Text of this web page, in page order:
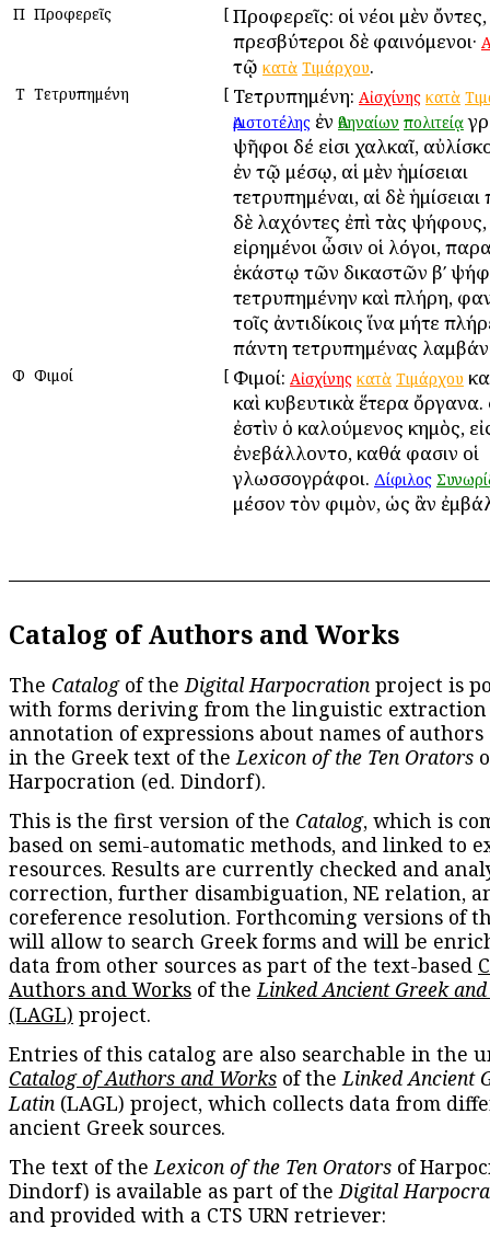
Π Προφερεῖς [ Προφερεῖς: οἱ νέοι μὲν ὄντες,
πρεσβύτεροι δὲ φαινόμενοι·
τῷ κατὰ Τιμάρχου.
Τ Τετρυπημένη [ Τετρυπημένη: Αἰσχίνης κατὰ
Ἀριστοτέλης ἐν Ἀθηναίων πολιτείᾳ
ψῆφοι δέ εἰσι χαλκαῖ,
ἐν τῷ μέσῳ, αἱ μὲν ἡμίσειαι
τετρυπημέναι, αἱ δὲ ἡμίσειαι
δὲ λαχόντες ἐπὶ τὰς ψήφους,
εἰρημένοι ὦσιν οἱ λόγοι,
ἑκάστῳ τῶν δικαστῶν βʹ
τετρυπημένην καὶ πλήρη,
τοῖς ἀντιδίκοις ἵνα μήτε
πάντη τετρυπημένας
Φ Φιμοί [ Φιμοί: Αἰσχίνης κατὰ Τιμάρχου
καὶ κυβευτικὰ ἕτερα
ἐστὶν ὁ καλούμενος κημὸς,
ἐνεβάλλοντο, καθά φασιν οἱ
γλωσσογράφοι. Δίφιλος
μέσον τὸν φιμὸν, ὡς ἂν
Catalog of Authors and Works
The Catalogof theDigital Harpocration project is
with forms deriving from the linguistic extraction
annotation of expressions about names of
in the Greek text of theLexicon of the Ten Orators
Harpocration (ed. Dindorf).
This is the first version of the Catalog, which is
based on semi-automatic methods, and linked to
resources. Results are currently checked and
correction, further disambiguation, NE relation,
coreference resolution. Forthcoming versions of
will allow to search Greek forms and will be
data from other sources as part of the text-based
Authors and Works of theLinked Ancient Greek
(LAGL) project.
Entries of this catalog are also searchable in the
Catalog of Authors and Works of theLinked Ancient
Latin (LAGL) project, which collects data from
ancient Greek sources.
The text of theLexicon of the Ten Orators of
Dindorf) is available as part of theDigital
and provided with a CTS URN retriever: